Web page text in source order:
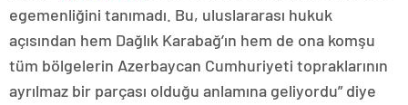
egemenliğini tanımadı. Bu, uluslararası hukuk
açısından hem Dağlık Karabağ’ın hem de ona komşu
tüm bölgelerin Azerbaycan Cumhuriyeti topraklarının
ayrılmaz bir parçası olduğu anlamına geliyordu” diye